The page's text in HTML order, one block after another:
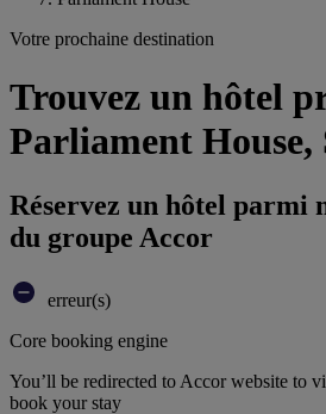
Votre prochaine destination
Trouvez un hôtel
Parliament House,
Réservez un hôtel parmi
du groupe Accor
erreur(s)
Core booking engine
You’ll be redirected to Accor website to
book your stay